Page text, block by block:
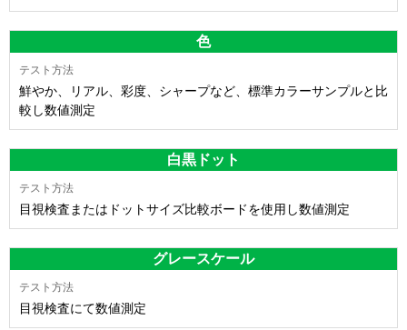
色
鮮やか、リアル、彩度、シャープなど、標準カラーサンプルと比
較し数値測定
白黒ドット
目視検査またはドットサイズ比較ボードを使用し数値測定
グレースケール
目視検査にて数値測定